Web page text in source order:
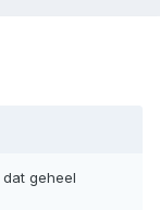
geheel